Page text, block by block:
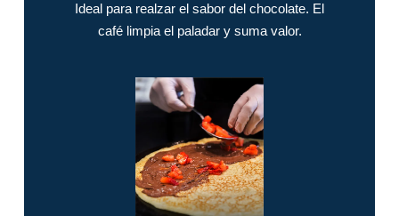
Ideal para realzar el sabor del chocolate. El
café limpia el paladar y suma valor.